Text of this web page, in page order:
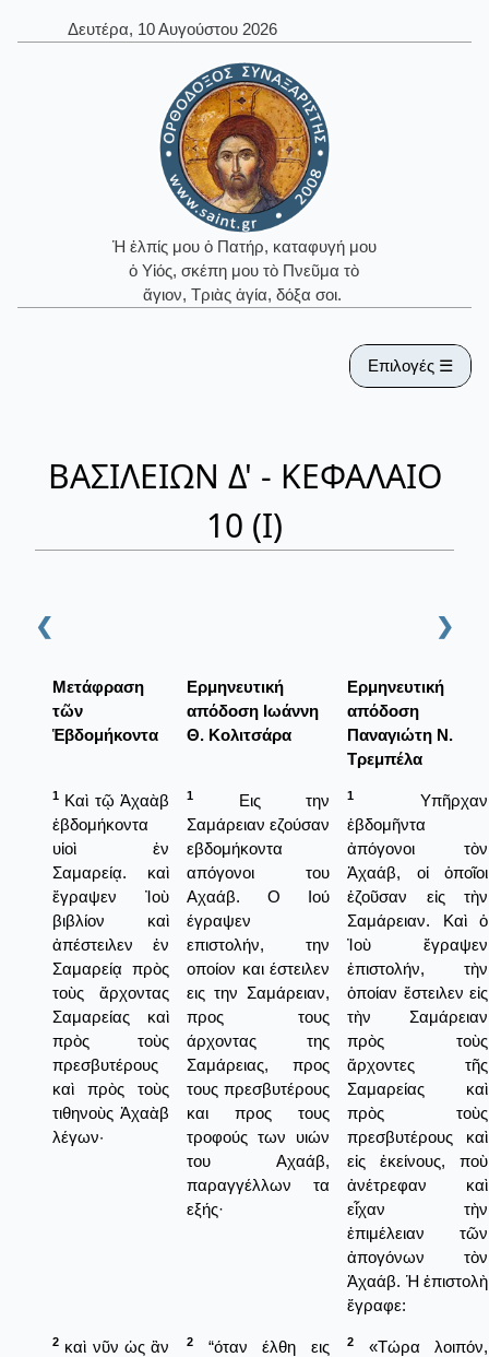
Δευτέρα, 10 Αυγούστου 2026
Ἡ ἐλπίς μου ὁ Πατήρ, καταφυγή μου
ὁ Υἱός, σκέπη μου τὸ Πνεῦμα τὸ
ἅγιον, Τριὰς ἁγία, δόξα σοι.
Επιλογές ☰
ΒΑΣΙΛΕΙΩΝ Δ' - ΚΕΦΑΛΑΙΟ
10 (Ι)
❮ ❯
Μετάφραση
τῶν
Ἑβδομήκοντα
Ερμηνευτική
απόδοση Ιωάννη
Θ. Κολιτσάρα
Ερμηνευτική
απόδοση
Παναγιώτη Ν.
Τρεμπέλα
1 Καὶ τῷ Ἀχαὰβ
ἑβδομήκοντα
υἱοὶ ἐν
Σαμαρείᾳ. καὶ
ἔγραψεν Ἰοὺ
βιβλίον καὶ
ἀπέστειλεν ἐν
Σαμαρείᾳ πρὸς
τοὺς ἄρχοντας
Σαμαρείας καὶ
πρὸς τοὺς
πρεσβυτέρους
καὶ πρὸς τοὺς
τιθηνοὺς Ἀχαὰβ
λέγων·
1
Εις την
Σαμάρειαν εζούσαν
εβδομήκοντα
απόγονοι του
Αχαάβ. Ο Ιού
έγραψεν
επιστολήν, την
οποίον και έστειλεν
εις την Σαμάρειαν,
προς τους
άρχοντας της
Σαμάρειας, προς
τους πρεσβυτέρους
και προς τους
τροφούς των υιών
του Αχαάβ,
παραγγέλλων τα
εξής·
1
Υπῆρχαν
ἑβδομῆντα
ἀπόγονοι τὸν
Ἀχαάβ, οἱ ὁποῖοι
ἐζοῦσαν εἰς τὴν
Σαμάρειαν. Καὶ ὁ
Ἰοὺ ἔγραψεν
ἐπιστολήν, τὴν
ὁποίαν ἔστειλεν εἰς
τὴν Σαμάρειαν
πρὸς τοὺς
ἄρχοντες τῆς
Σαμαρείας καὶ
πρὸς τοὺς
πρεσβυτέρους καὶ
εἰς ἐκείνους, ποὺ
ἀνέτρεφαν καὶ
εἶχαν τὴν
ἐπιμέλειαν τῶν
ἀπογόνων τὸν
Ἀχαάβ. Ἡ ἐπιστολὴ
ἔγραφε:
2 καὶ νῦν ὡς ἂν
2
“όταν έλθη εις
2
«Τώρα λοιπόν,